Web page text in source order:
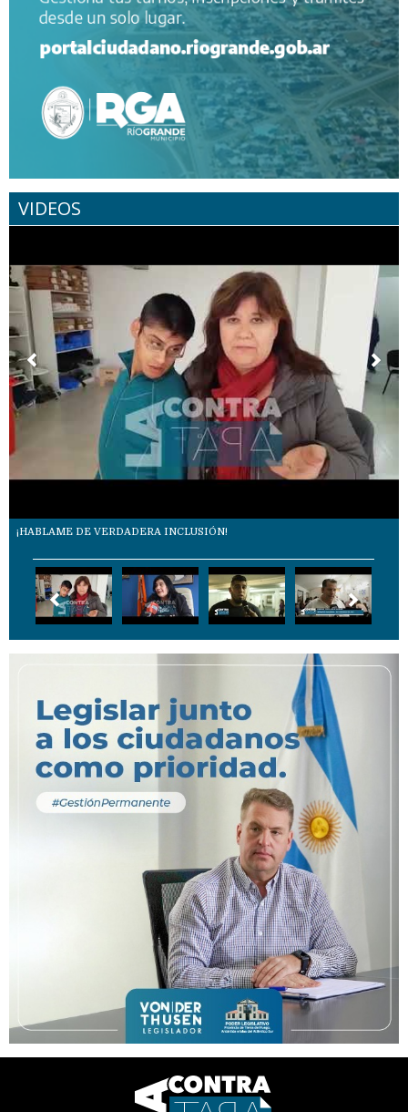
VIDEOS
¡HABLAME DE VERDADERA INCLUSIÓN!